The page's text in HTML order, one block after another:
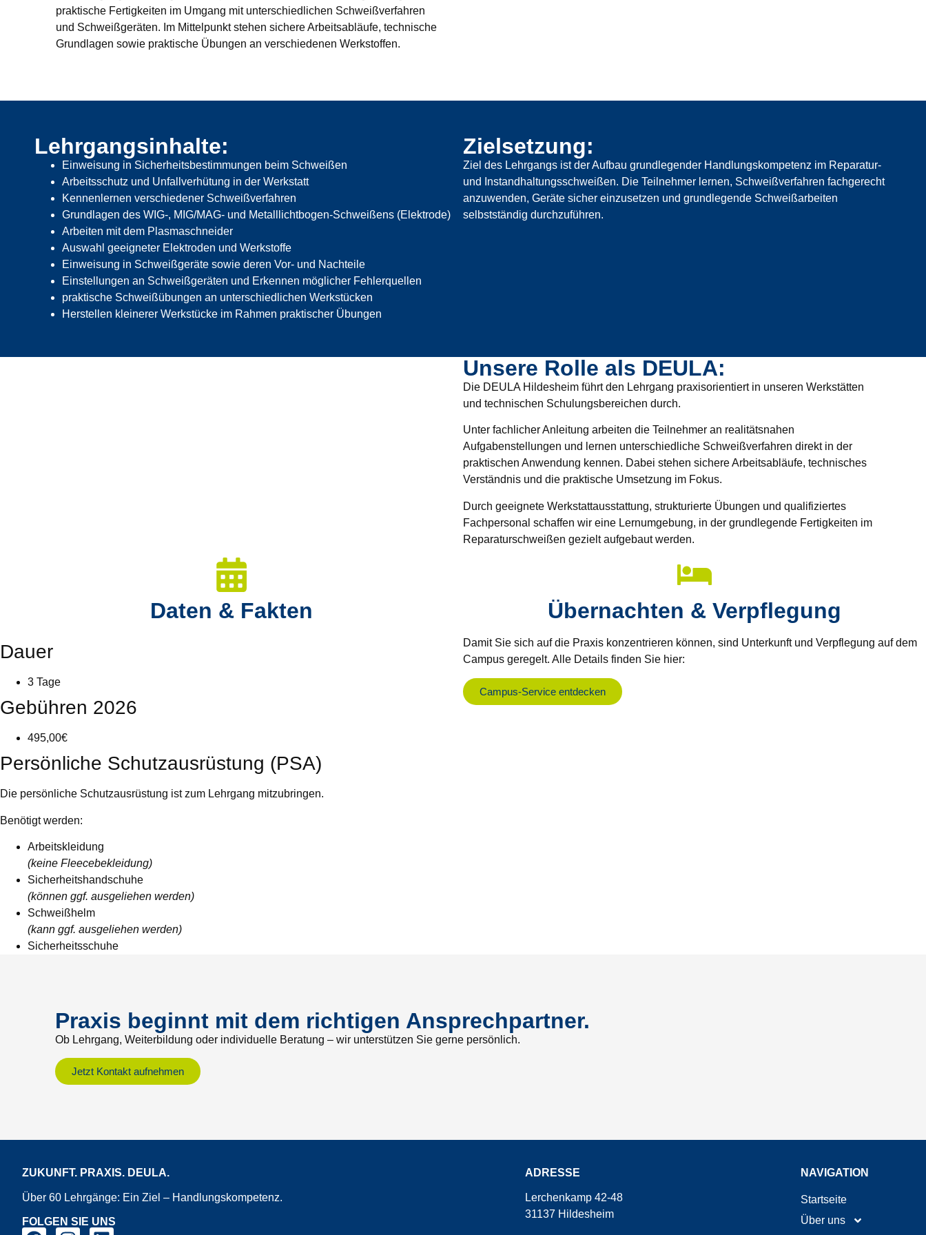
praktische Fertigkeiten im Umgang mit unterschiedlichen Schweißverfahren
und Schweißgeräten. Im Mittelpunkt stehen sichere Arbeitsabläufe, technische
Grundlagen sowie praktische Übungen an verschiedenen Werkstoffen.
Lehrgangsinhalte:
Einweisung in Sicherheitsbestimmungen beim Schweißen
Arbeitsschutz und Unfallverhütung in der Werkstatt
Kennenlernen verschiedener Schweißverfahren
Grundlagen des WIG-, MIG/MAG- und Metalllichtbogen-Schweißens (Elektrode)
Arbeiten mit dem Plasmaschneider
Auswahl geeigneter Elektroden und Werkstoffe
Einweisung in Schweißgeräte sowie deren Vor- und Nachteile
Einstellungen an Schweißgeräten und Erkennen möglicher Fehlerquellen
praktische Schweißübungen an unterschiedlichen Werkstücken
Herstellen kleinerer Werkstücke im Rahmen praktischer Übungen
Zielsetzung:
Ziel des Lehrgangs ist der Aufbau grundlegender Handlungskompetenz im Reparatur-
und Instandhaltungsschweißen. Die Teilnehmer lernen, Schweißverfahren fachgerecht
anzuwenden, Geräte sicher einzusetzen und grundlegende Schweißarbeiten
selbstständig durchzuführen.
Unsere Rolle als DEULA:
Die DEULA Hildesheim führt den Lehrgang praxisorientiert in unseren Werkstätten
und technischen Schulungsbereichen durch.
Unter fachlicher Anleitung arbeiten die Teilnehmer an realitätsnahen
Aufgabenstellungen und lernen unterschiedliche Schweißverfahren direkt in der
praktischen Anwendung kennen. Dabei stehen sichere Arbeitsabläufe, technisches
Verständnis und die praktische Umsetzung im Fokus.
Durch geeignete Werkstattausstattung, strukturierte Übungen und qualifiziertes
Fachpersonal schaffen wir eine Lernumgebung, in der grundlegende Fertigkeiten im
Reparaturschweißen gezielt aufgebaut werden.
Daten & Fakten
Dauer
3 Tage
Gebühren 2026
495,00€
Persönliche Schutzausrüstung (PSA)
Die persönliche Schutzausrüstung ist zum Lehrgang mitzubringen.
Benötigt werden:
Arbeitskleidung
(keine Fleecebekleidung)
Sicherheitshandschuhe
(können ggf. ausgeliehen werden)
Schweißhelm
(kann ggf. ausgeliehen werden)
Sicherheitsschuhe
Übernachten & Verpflegung
Damit Sie sich auf die Praxis konzentrieren können, sind Unterkunft und Verpflegung auf dem
Campus geregelt. Alle Details finden Sie hier:
Campus-Service entdecken
Praxis beginnt mit dem richtigen Ansprechpartner.
Ob Lehrgang, Weiterbildung oder individuelle Beratung – wir unterstützen Sie gerne persönlich.
Jetzt Kontakt aufnehmen
ZUKUNFT. PRAXIS. DEULA.
Über 60 Lehrgänge: Ein Ziel – Handlungskompetenz.
FOLGEN SIE UNS
ADRESSE
Lerchenkamp 42-48
31137 Hildesheim
NAVIGATION
Startseite
Über uns